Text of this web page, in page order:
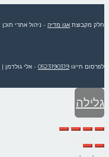
חלק מקבוצת אגו מדיה - ניהול אתרי תוכן
לפרסום חייגו 0523190319 - אלי גולדמן |
גלילה
לראש